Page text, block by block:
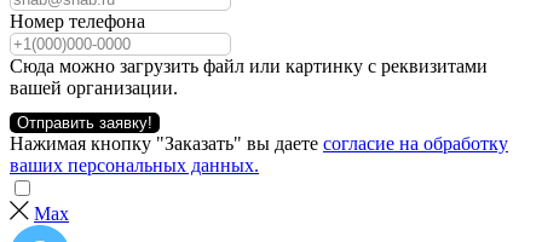
Номер телефона
Сюда можно загрузить файл или картинку с реквизитами
вашей организации.
Отправить заявку!
Нажимая кнопку "Заказать" вы даете согласие на обработку
ваших персональных данных.
Max